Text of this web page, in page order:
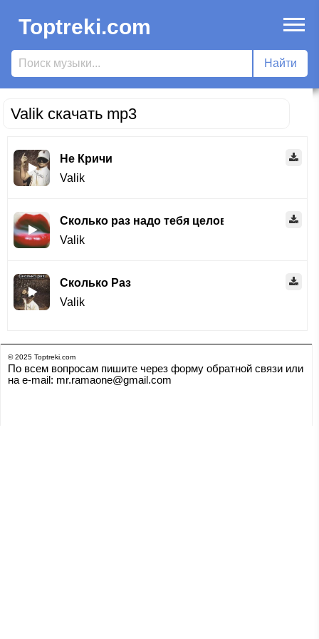
Toptreki.com
Valik скачать mp3
Не Кричи
Valik
Сколько раз надо тебя целовать (Полная
Valik
Сколько Раз
Valik
© 2025 Toptreki.com
По всем вопросам пишите через форму обратной связи или
на e-mail: mr.ramaone@gmail.com